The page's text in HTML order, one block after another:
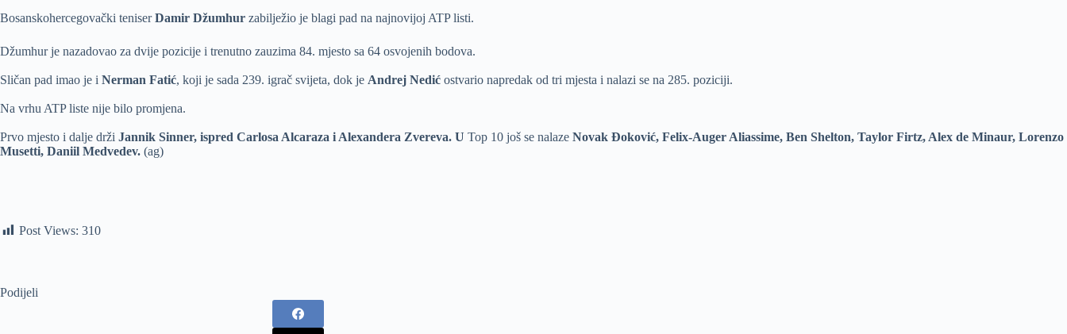
Bosanskohercegovački teniserDamir Džumhur zabilježio je blagi pad na najnovijoj ATP listi.
Džumhur je nazadovao za dvije pozicije i trenutno zauzima 84. mjesto sa 64 osvojenih bodova.
Sličan pad imao je i Nerman Fatić, koji je sada 239. igrač svijeta, dok je Andrej Nedić ostvario napredak od tri mjesta i nalazi se na 285. poziciji.
Na vrhu ATP liste nije bilo promjena.
Prvo mjesto i dalje drži Jannik Sinner, ispred Carlosa Alcaraza i Alexandera Zvereva. U Top 10 još se nalaze Novak Đoković, Felix-Auger Aliassime, Ben Shelton, Taylor Firtz, Alex de Minaur, Lorenzo
Musetti, Daniil Medvedev. (ag)
Post Views: 310
Podijeli